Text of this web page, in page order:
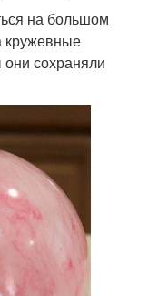
на большом
кружевные
сохраняли